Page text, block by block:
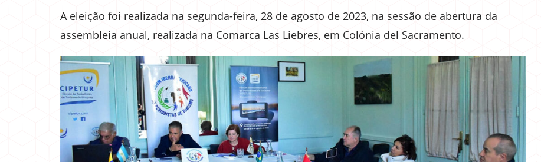
A eleição foi realizada na segunda-feira, 28 de agosto de 2023, na sessão de abertura da
assembleia anual, realizada na Comarca Las Liebres, em Colónia del Sacramento.